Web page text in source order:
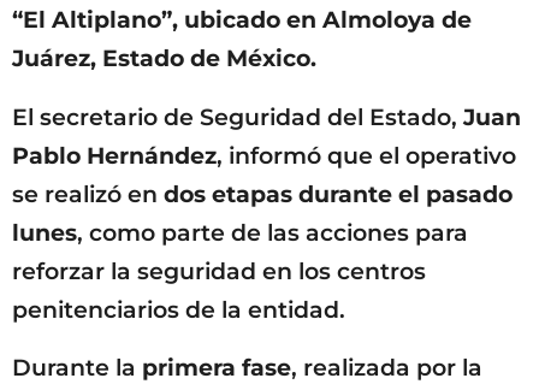
“El Altiplano”, ubicado en Almoloya de
Juárez, Estado de México.
El secretario de Seguridad del Estado, Juan
Pablo Hernández, informó que el operativo
se realizó en dos etapas durante el pasado
lunes, como parte de las acciones para
reforzar la seguridad en los centros
penitenciarios de la entidad.
Durante la primera fase, realizada por la